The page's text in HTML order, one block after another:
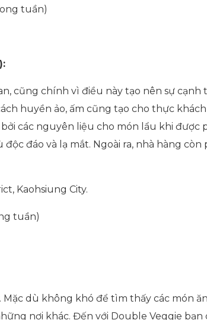
tuần)
):
cũng chính vì điều này tạo nên sự
huyền ảo, ấm cũng tạo cho thực
các nguyên liệu cho món lẩu khi
đáo và lạ mắt. Ngoài ra, nhà hàng
Kaohsiung City.
tuần)
dù không khó để tìm thấy các món
nơi khác. Đến với Double Veggie